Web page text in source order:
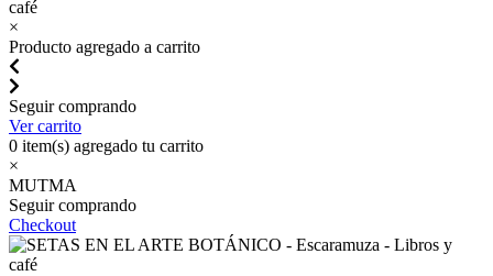
×
Producto agregado a carrito
Seguir comprando
Ver carrito
0 item(s) agregado tu carrito
×
MUTMA
Seguir comprando
Checkout